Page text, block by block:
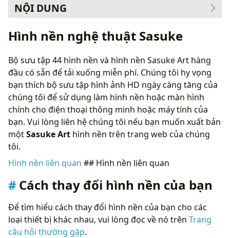
NỘI DUNG
Hình nền nghệ thuật Sasuke
Bộ sưu tập 44 hình nền và hình nền Sasuke Art hàng
đầu có sẵn để tải xuống miễn phí. Chúng tôi hy vọng
bạn thích bộ sưu tập hình ảnh HD ngày càng tăng của
chúng tôi để sử dụng làm hình nền hoặc màn hình
chính cho điện thoại thông minh hoặc máy tính của
bạn. Vui lòng liên hệ chúng tôi nếu bạn muốn xuất bản
mộtSasuke Art hình nền trên trang web của chúng
tôi.
Hình nền liên quan ## Hình nền liên quan
Cách thay đổi hình nền của bạn
Để tìm hiểu cách thay đổi hình nền của bạn cho các
loại thiết bị khác nhau, vui lòng đọc về nó trên Trang
câu hỏi thường gặp.